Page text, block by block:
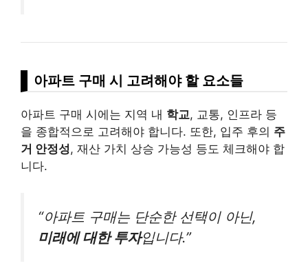
아파트 구매 시 고려해야 할 요소들
아파트 구매 시에는 지역 내 학교, 교통, 인프라 등
을 종합적으로 고려해야 합니다. 또한, 입주 후의 주
거 안정성, 재산 가치 상승 가능성 등도 체크해야 합
니다.
“아파트 구매는 단순한 선택이 아닌,
미래에 대한 투자입니다.”